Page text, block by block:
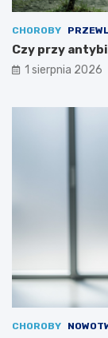
CHOROBY
Czy przy
1 sierpnia 2026
CHOROBY